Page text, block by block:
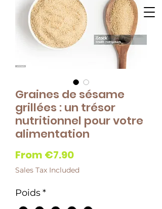
Graines de sésame
grillées : un trésor
nutritionnel pour votre
alimentation
From €7.90Sale
Price
Sales Tax Included
Poids*